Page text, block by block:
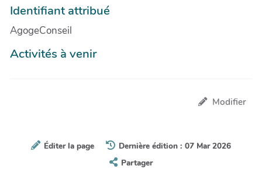
Identifiant attribué
AgogeConseil
Activités à venir
Modifier
Éditer la page
Dernière édition : 07 Mar 2026
Partager